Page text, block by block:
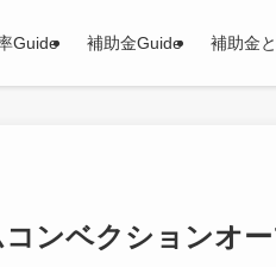
Guide 補助金Guide 補助金
コンベクションオ